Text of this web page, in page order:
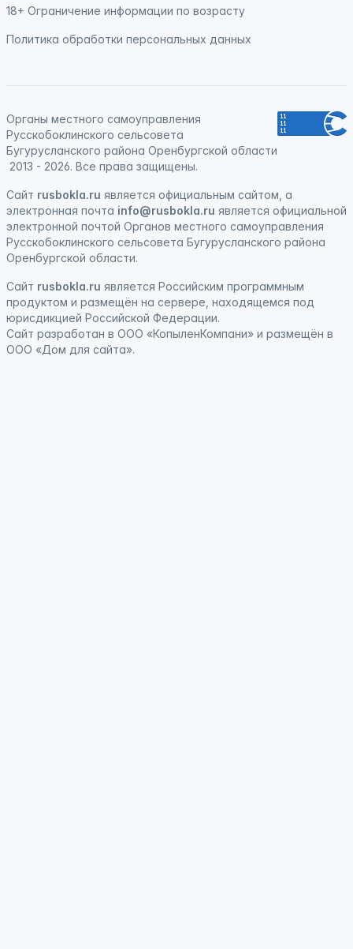
18+ Ограничение информации по возрасту
Политика обработки персональных данных
Органы местного самоуправления
Русскобоклинского сельсовета
Бугурусланского района Оренбургской области
2013 - 2026. Все права защищены.
Сайт rusbokla.ru является официальным сайтом, а
электронная почта info@rusbokla.ru является официальной
электронной почтой Органов местного самоуправления
Русскобоклинского сельсовета Бугурусланского района
Оренбургской области.
Сайт rusbokla.ru является Российским программным
продуктом и размещён на сервере, находящемся под
юрисдикцией Российской Федерации.
Сайт разработан в ООО «КопыленКомпани» и размещён в
ООО «Дом для сайта».